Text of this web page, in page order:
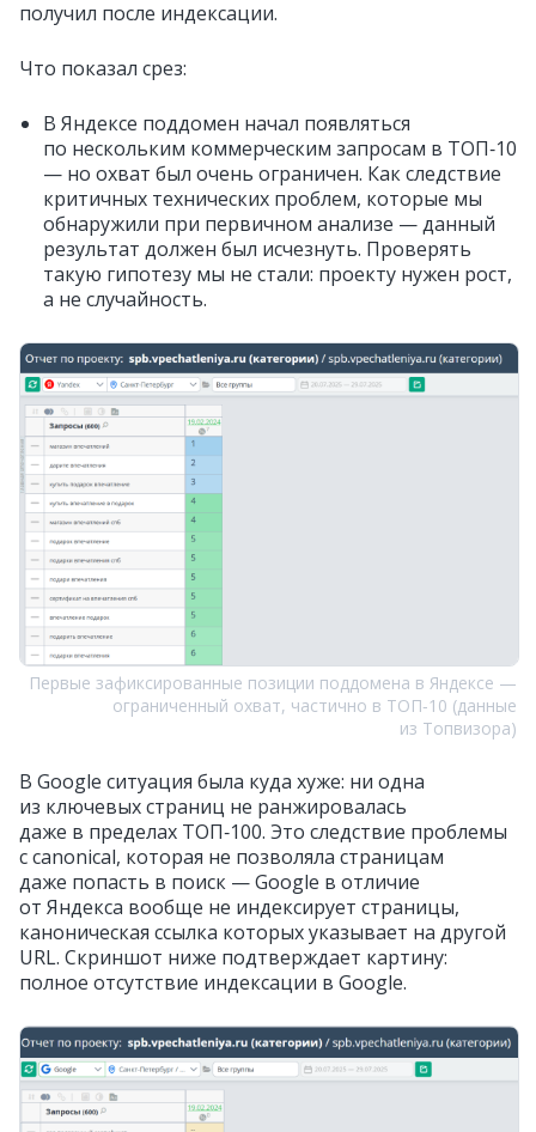
получил после индексации.
Что показал срез:
В Яндексе поддомен начал появляться
по нескольким коммерческим запросам в ТОП‑10
— но охват был очень ограничен. Как следствие
критичных технических проблем, которые мы
обнаружили при первичном анализе — данный
результат должен был исчезнуть. Проверять
такую гипотезу мы не стали: проекту нужен рост,
а не случайность.
Первые зафиксированные позиции поддомена в Яндексе —
ограниченный охват, частично в ТОП‑10 (данные
из Топвизора)
В Google ситуация была куда хуже: ни одна
из ключевых страниц не ранжировалась
даже в пределах ТОП‑100. Это следствие проблемы
с canonical, которая не позволяла страницам
даже попасть в поиск — Google в отличие
от Яндекса вообще не индексирует страницы,
каноническая ссылка которых указывает на другой
URL. Скриншот ниже подтверждает картину:
полное отсутствие индексации в Google.